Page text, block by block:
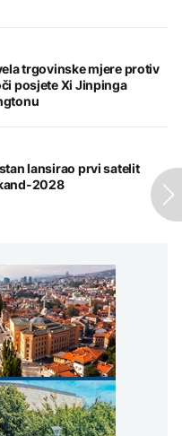
trgovinske mjere protiv
posjete Xi Jinpinga
lansirao prvi satelit
2028